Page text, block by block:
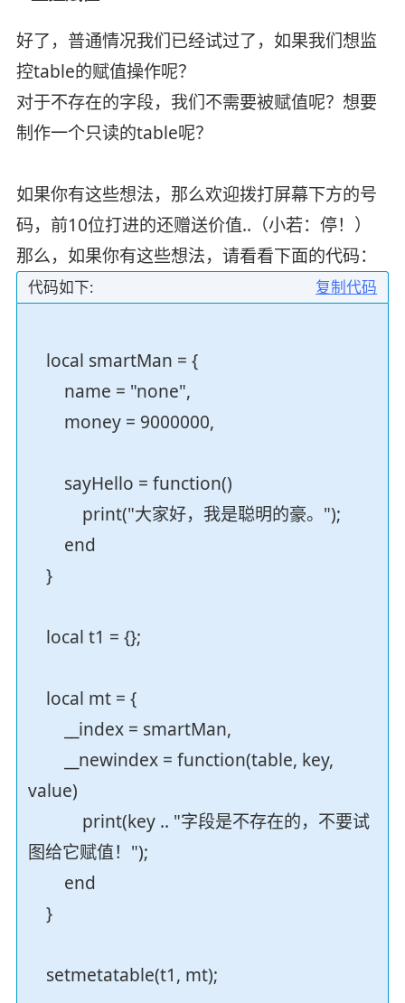
好了，普通情况我们已经试过了，如果我们想监
控table的赋值操作呢？
对于不存在的字段，我们不需要被赋值呢？想要
制作一个只读的table呢？
如果你有这些想法，那么欢迎拨打屏幕下方的号
码，前10位打进的还赠送价值..（小若：停！）
那么，如果你有这些想法，请看看下面的代码：
复制代码
代码如下:
local smartMan = {
name = "none",
money = 9000000,
sayHello = function()
print("大家好，我是聪明的豪。");
end
}
local t1 = {};
local mt = {
__index = smartMan,
__newindex = function(table, key,
value)
print(key .. "字段是不存在的，不要试
图给它赋值！");
end
}
setmetatable(t1, mt);